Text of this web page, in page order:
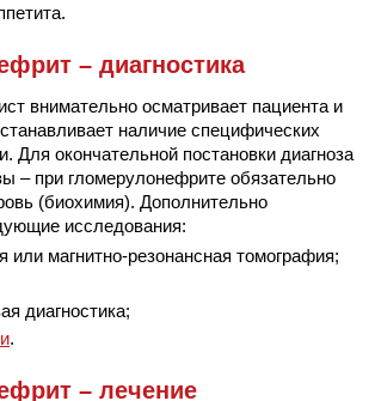
– диагностика
внимательно осматривает пациента и
наличие специфических
Для окончательной постановки диагноза
– при гломерулонефрите обязательно
(биохимия). Дополнительно
исследования:
или магнитно-резонансная томография;
диагностика;
.
– лечение